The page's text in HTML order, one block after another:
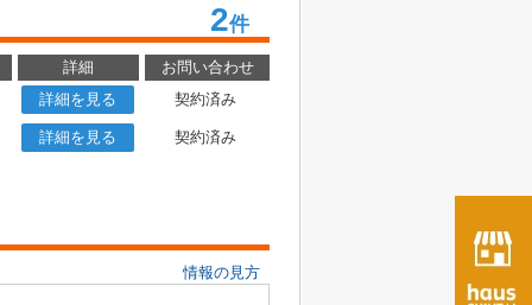
2件
詳細
お問い合わせ
詳細を見る
契約済み
詳細を見る 契約済み
情報の見方